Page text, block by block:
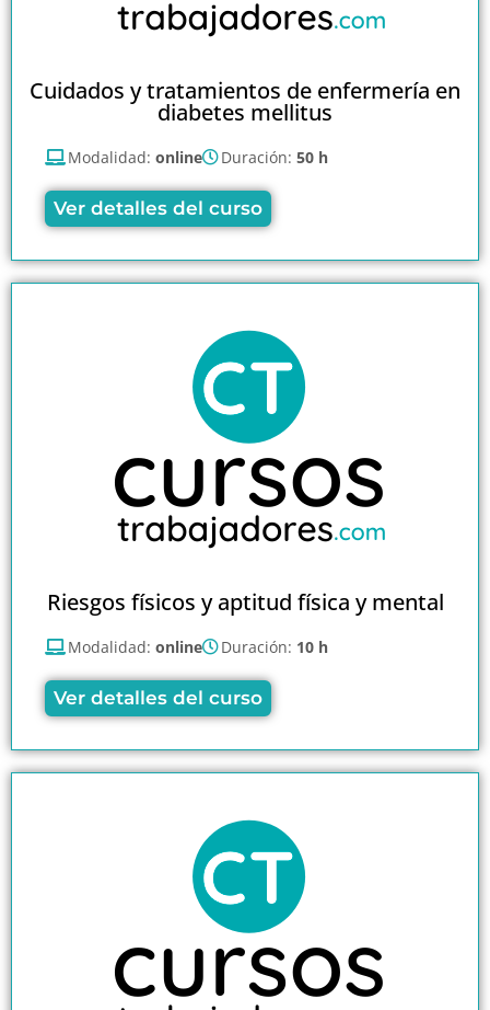
Cuidados y tratamientos de enfermería en
diabetes mellitus
Modalidad: online Duración: 50 h
Ver detalles del curso
Riesgos físicos y aptitud física y mental
Modalidad: online Duración: 10 h
Ver detalles del curso